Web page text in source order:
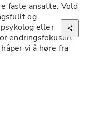
faste ansatte. Vold
og
eller
endringsfokusert
vi å høre fra